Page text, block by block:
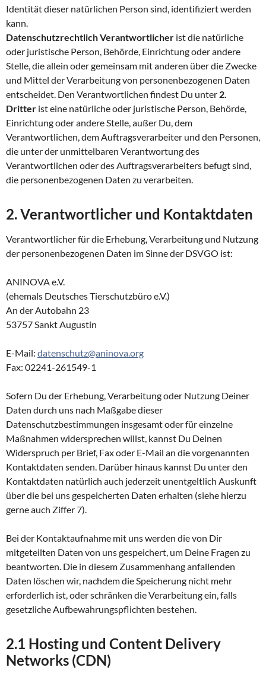
Identität dieser natürlichen Person sind, identifiziert werden
kann.
Datenschutzrechtlich Verantwortlicher ist die natürliche
oder juristische Person, Behörde, Einrichtung oder andere
Stelle, die allein oder gemeinsam mit anderen über die Zwecke
und Mittel der Verarbeitung von personenbezogenen Daten
entscheidet. Den Verantwortlichen findest Du unter 2.
Dritter ist eine natürliche oder juristische Person, Behörde,
Einrichtung oder andere Stelle, außer Du, dem
Verantwortlichen, dem Auftragsverarbeiter und den Personen,
die unter der unmittelbaren Verantwortung des
Verantwortlichen oder des Auftragsverarbeiters befugt sind,
die personenbezogenen Daten zu verarbeiten.
2. Verantwortlicher und Kontaktdaten
Verantwortlicher für die Erhebung, Verarbeitung und Nutzung
der personenbezogenen Daten im Sinne der DSVGO ist:
ANINOVA e.V.
(ehemals Deutsches Tierschutzbüro e.V.)
An der Autobahn 23
53757 Sankt Augustin
E-Mail: datenschutz@aninova.org
Fax: 02241-261549-1
Sofern Du der Erhebung, Verarbeitung oder Nutzung Deiner
Daten durch uns nach Maßgabe dieser
Datenschutzbestimmungen insgesamt oder für einzelne
Maßnahmen widersprechen willst, kannst Du Deinen
Widerspruch per Brief, Fax oder E-Mail an die vorgenannten
Kontaktdaten senden. Darüber hinaus kannst Du unter den
Kontaktdaten natürlich auch jederzeit unentgeltlich Auskunft
über die bei uns gespeicherten Daten erhalten (siehe hierzu
gerne auch Ziffer 7).
Bei der Kontaktaufnahme mit uns werden die von Dir
mitgeteilten Daten von uns gespeichert, um Deine Fragen zu
beantworten. Die in diesem Zusammenhang anfallenden
Daten löschen wir, nachdem die Speicherung nicht mehr
erforderlich ist, oder schränken die Verarbeitung ein, falls
gesetzliche Aufbewahrungspflichten bestehen.
2.1 Hosting und Content Delivery
Networks (CDN)